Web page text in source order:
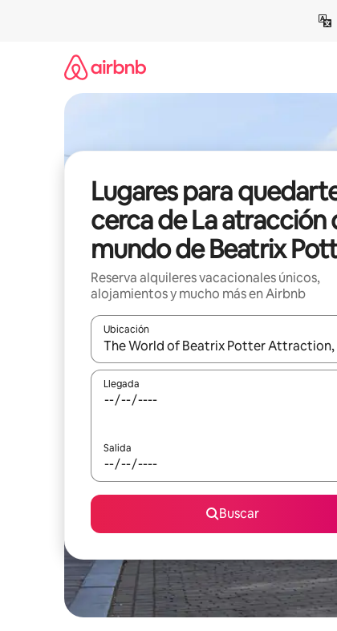
Lugares para
cerca de La atracción
mundo de Beatrix
Reserva alquileres vacacionales únicos,
alojamientos y mucho más en Airbnb
Ubicación
Cuando los resultados estén disponibles,
Llegada
Salida
Buscar